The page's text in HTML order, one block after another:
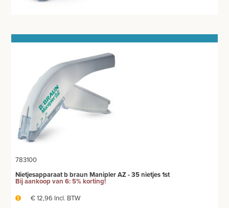
THUISZORG
VERBRUIKSMATERIAAL
MEUBILAIR - INSTALLATIEMATERIAAL
INSTRUMENTEN - INOX GERIEF
TWEEDEHANDS - LIQUIDATIE
783100
Nietjesapparaat b braun Manipler AZ - 35 nietjes 1st
Bij aankoop van 6: 5% korting!
€ 12,96 Incl. BTW